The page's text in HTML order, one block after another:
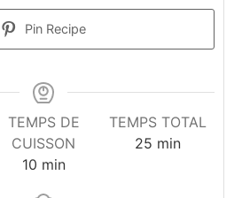
Pin Recipe
TEMPS DE
CUISSON
10minutes
min
TEMPS TOTAL
25minutes
min